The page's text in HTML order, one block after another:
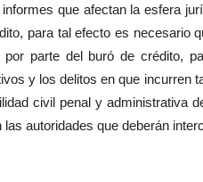
que afectan la esfera
para tal efecto es necesario
parte del buró de crédito,
y los delitos en que incurren
civil penal y administrativa
autoridades que deberán